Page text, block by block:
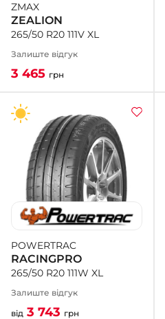
ZMAX
ZEALION
265/50 R20 111V XL
Залиште відгук
3 465 грн
POWERTRAC
RACINGPRO
265/50 R20 111W XL
Залиште відгук
від 3 743 грн